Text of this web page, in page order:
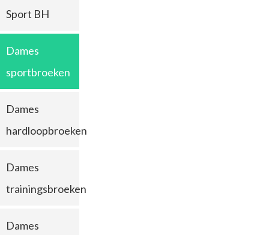
Sport BH
Dames
sportbroeken
Dames
hardloopbroeken
Dames
trainingsbroeken
Dames